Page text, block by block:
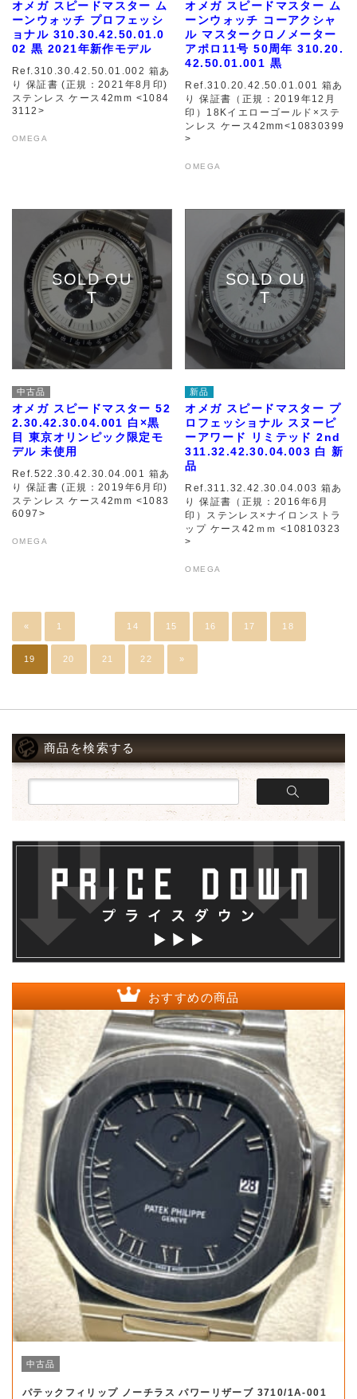
オメガ スピードマスター ム
ーンウォッチ プロフェッシ
ョナル 310.30.42.50.01.0
02 黒 2021年新作モデル
Ref.310.30.42.50.01.002 箱あ
り 保証書 (正規：2021年8月印)
ステンレス ケース42mm <1084
3112>
OMEGA
オメガ スピードマスター ム
ーンウォッチ コーアクシャ
ル マスタークロノメーター
アポロ11号 50周年 310.20.
42.50.01.001 黒
Ref.310.20.42.50.01.001 箱あ
り 保証書（正規：2019年12月
印）18Kイエローゴールド×ステ
ンレス ケース42mm<10830399
>
OMEGA
中古品
オメガ スピードマスター 52
2.30.42.30.04.001 白×黒
目 東京オリンピック限定モ
デル 未使用
Ref.522.30.42.30.04.001 箱あ
り 保証書 (正規：2019年6月印)
ステンレス ケース42mm <1083
6097>
OMEGA
新品
オメガ スピードマスター プ
ロフェッショナル スヌーピ
ーアワード リミテッド 2nd
311.32.42.30.04.003 白 新
品
Ref.311.32.42.30.04.003 箱あ
り 保証書（正規：2016年6月
印）ステンレス×ナイロンストラ
ップ ケース42ｍｍ <10810323
>
OMEGA
« 1 14 15 16 17 18
19 20 21 22 »
商品を検索する
おすすめの商品
中古品
パテックフィリップ ノーチラス パワーリザーブ 3710/1A-001